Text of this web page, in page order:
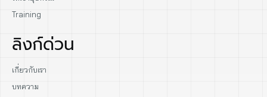
Training
ลิงก์ด่วน
เกี่ยวกับเรา
บทความ